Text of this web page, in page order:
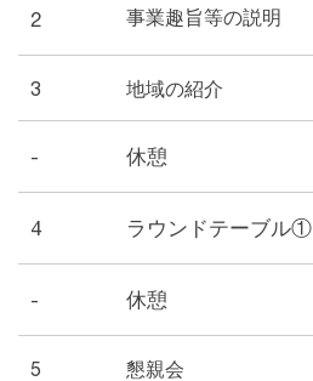
2 事業趣旨等の説明
3 地域の紹介
- 休憩
4 ラウンドテーブル①
- 休憩
5 懇親会